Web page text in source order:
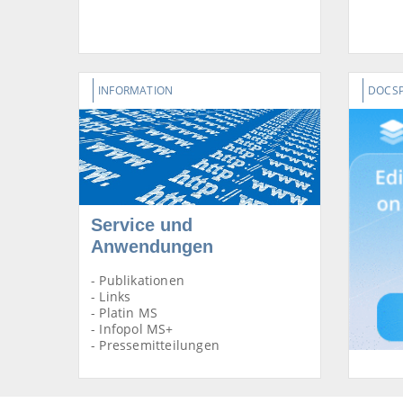
INFORMATION
Service und
Anwendungen
- Publikationen
- Links
- Platin MS
- Infopol MS+
- Pressemitteilungen